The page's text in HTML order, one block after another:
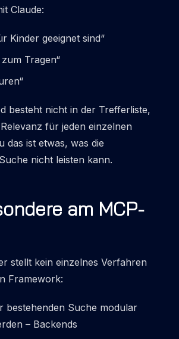
Claude:
Kinder geeignet sind“
Tragen“
besteht nicht in der Trefferliste,
für jeden einzelnen
das ist etwas, was die
nicht leisten kann.
am MCP-
stellt kein einzelnes Verfahren
Framework:
bestehenden Suche modular
– Backends